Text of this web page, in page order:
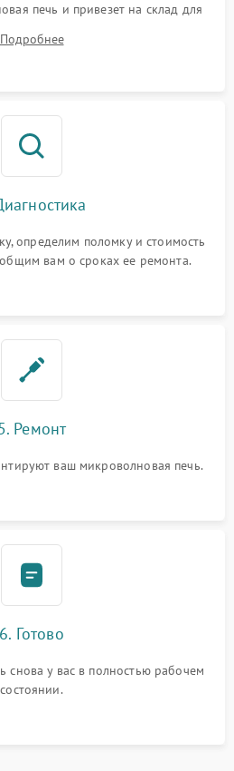
печь и привезет на склад для
Подробнее
определим поломку и стоимость
вам о сроках ее ремонта.
Ремонт
ваш микроволновая печь.
6. Готово
снова у вас в полностью рабочем
состоянии.